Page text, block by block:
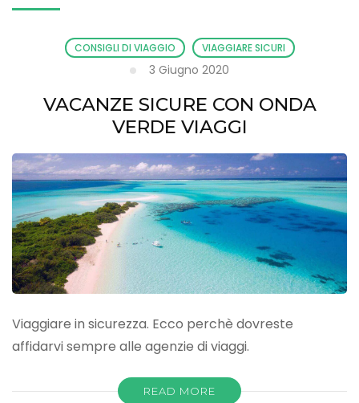
CONSIGLI DI VIAGGIO VIAGGIARE SICURI
3 Giugno 2020
VACANZE SICURE CON ONDA
VERDE VIAGGI
Viaggiare in sicurezza. Ecco perchè dovreste
affidarvi sempre alle agenzie di viaggi.
READ MORE